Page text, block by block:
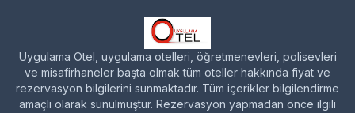
Uygulama Otel, uygulama otelleri, öğretmenevleri, polisevleri
ve misafirhaneler başta olmak tüm oteller hakkında fiyat ve
rezervasyon bilgilerini sunmaktadır. Tüm içerikler bilgilendirme
amaçlı olarak sunulmuştur. Rezervasyon yapmadan önce ilgili